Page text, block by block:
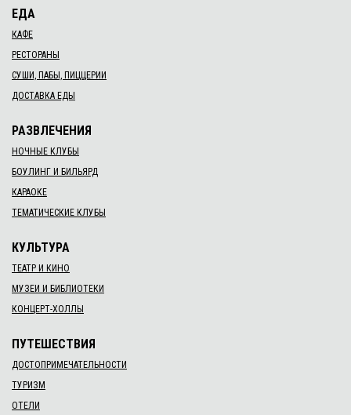
ЕДА
КАФЕ
РЕСТОРАНЫ
СУШИ, ПАБЫ, ПИЦЦЕРИИ
ДОСТАВКА ЕДЫ
РАЗВЛЕЧЕНИЯ
НОЧНЫЕ КЛУБЫ
БОУЛИНГ И БИЛЬЯРД
КАРАОКЕ
ТЕМАТИЧЕСКИЕ КЛУБЫ
КУЛЬТУРА
ТЕАТР И КИНО
МУЗЕИ И БИБЛИОТЕКИ
КОНЦЕРТ-ХОЛЛЫ
ПУТЕШЕСТВИЯ
ДОСТОПРИМЕЧАТЕЛЬНОСТИ
ТУРИЗМ
ОТЕЛИ